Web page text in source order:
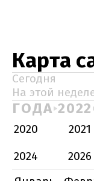
Карта
Сегодня
На этой
ГОДА 2022
2020 2021
2024
2026